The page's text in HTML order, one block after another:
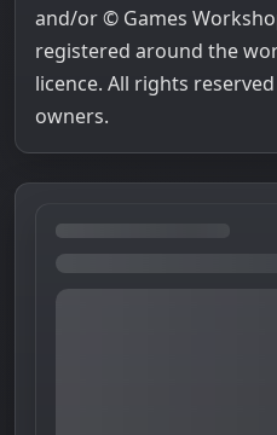
and/or © Games
registered around the
licence. All rights
owners.